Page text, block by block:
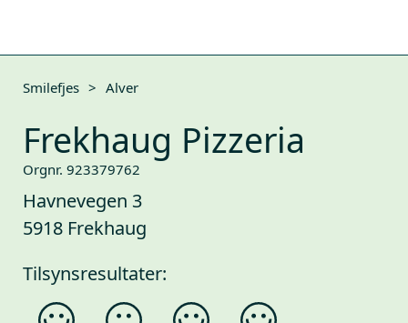
Smilefjes > Alver
Frekhaug Pizzeria
Orgnr. 923379762
Havnevegen 3
5918 Frekhaug
Tilsynsresultater: